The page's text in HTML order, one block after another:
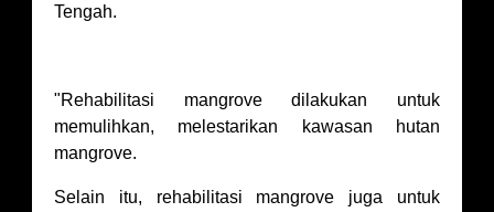
Tengah.
"Rehabilitasi mangrove dilakukan untuk
memulihkan, melestarikan kawasan hutan
mangrove.
Selain itu, rehabilitasi mangrove juga untuk